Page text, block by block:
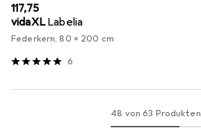
EUR
117,75
vidaXL Labelia
Federkern, 80 x 200 cm
6
48 von 63 Produkten